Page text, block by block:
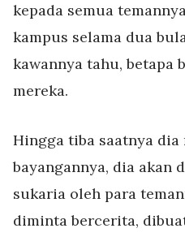
kepada semua
kampus selama dua
kawannya tahu, betapa
mereka.
Hingga tiba saatnya
bayangannya, dia akan
sukaria oleh para
diminta bercerita,